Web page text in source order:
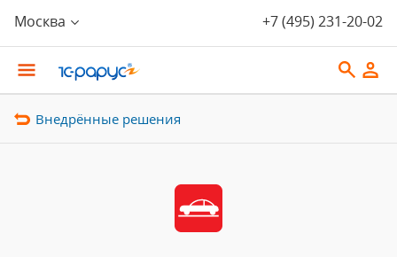
Москва +7 (495) 231-20-02
Внедрённые решения